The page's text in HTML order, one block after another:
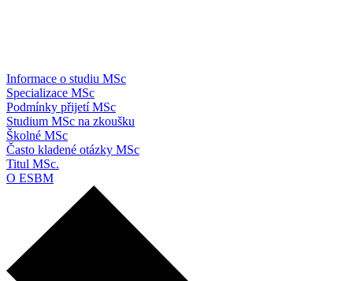
Informace o studiu MSc
Specializace MSc
Podmínky přijetí MSc
Studium MSc na zkoušku
Školné MSc
Často kladené otázky MSc
Titul MSc.
O ESBM